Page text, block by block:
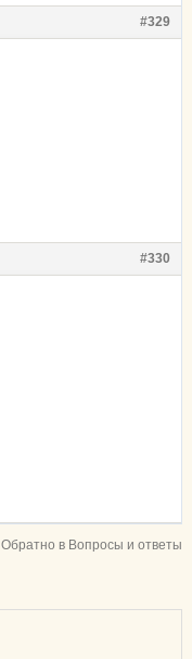
#329
#330
Обратно в Вопросы и ответы